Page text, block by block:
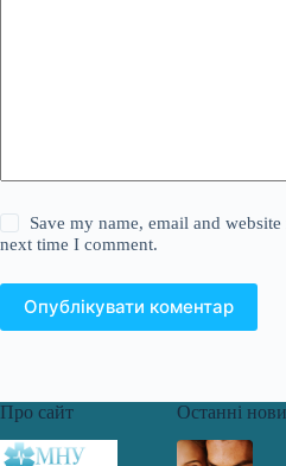
Save my name, email and
next time I comment.
Опублікувати коментар
Про сайт Останні